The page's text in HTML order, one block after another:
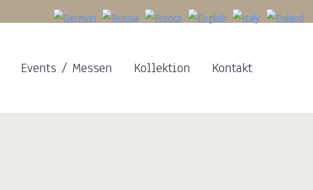
Events / Messen Kollektion Kontakt